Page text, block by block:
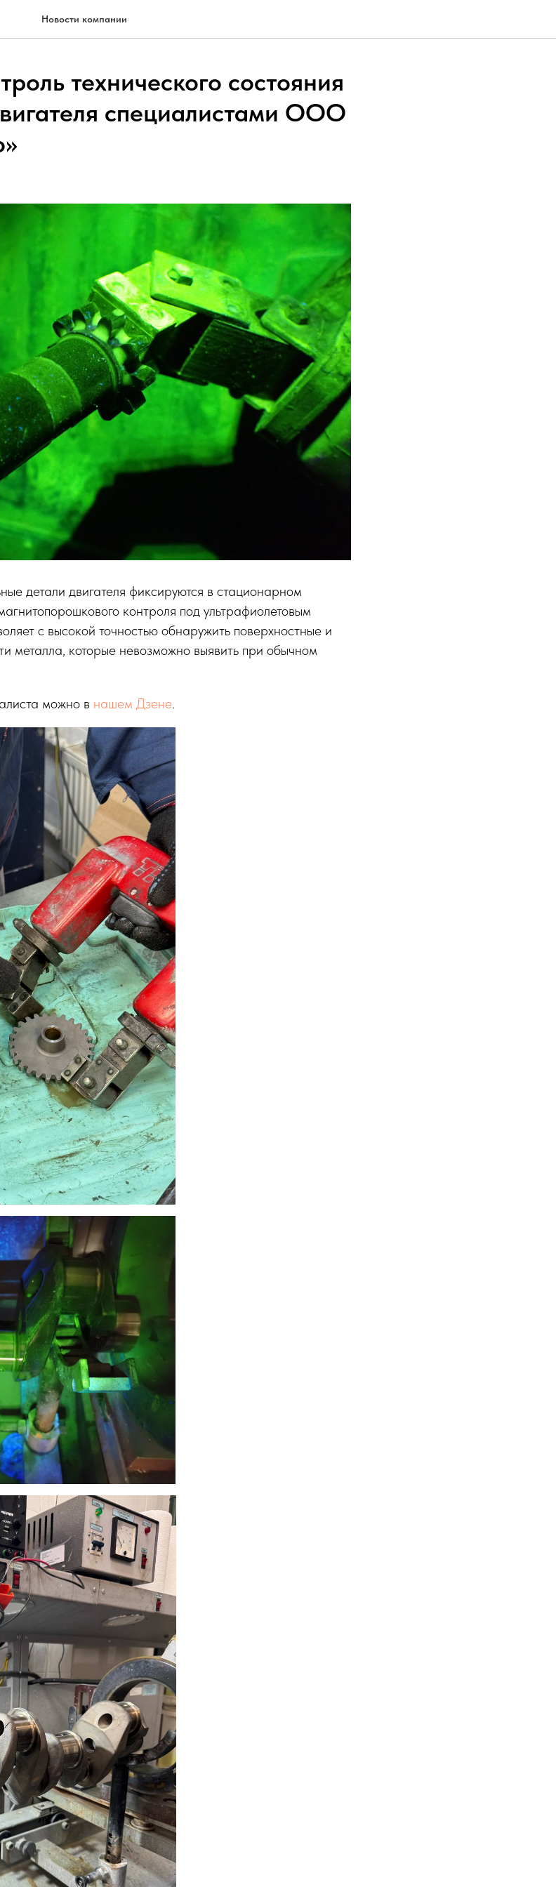
Новости компании
технического состояния
специалистами ООО
детали двигателя фиксируются в стационарном
контроля под ультрафиолетовым
с высокой точностью обнаружить поверхностные и
металла, которые невозможно выявить при обычном
можно в нашем Дзене.